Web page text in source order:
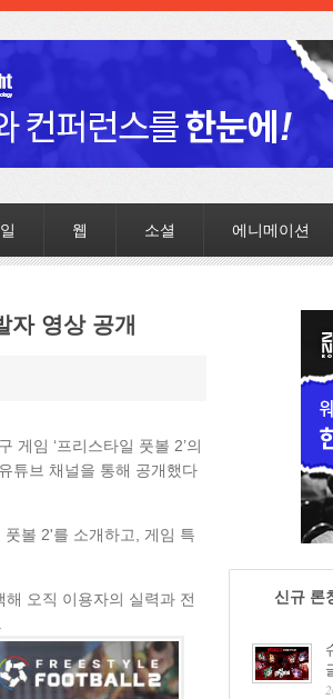
웹 소셜 에니메이션
자 영상 공개
게임 ‘프리스타일 풋볼 2’의
튜브 채널을 통해 공개했다
볼 2'를 소개하고, 게임 특
오직 이용자의 실력과 전
신규 론